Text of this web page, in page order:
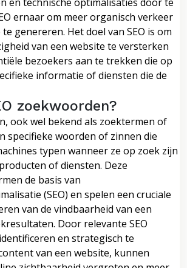
ernaar om meer organisch verkeer
genereren. Het doel van SEO is om
van een website te versterken
bezoekers aan te trekken die op
informatie of diensten die de
zoekwoorden?
ook wel bekend als zoektermen of
specifieke woorden of zinnen die
typen wanneer ze op zoek zijn
of diensten. Deze
de basis van
(SEO) en spelen een cruciale
van de vindbaarheid van een
Door relevante SEO
en strategisch te
van een website, kunnen